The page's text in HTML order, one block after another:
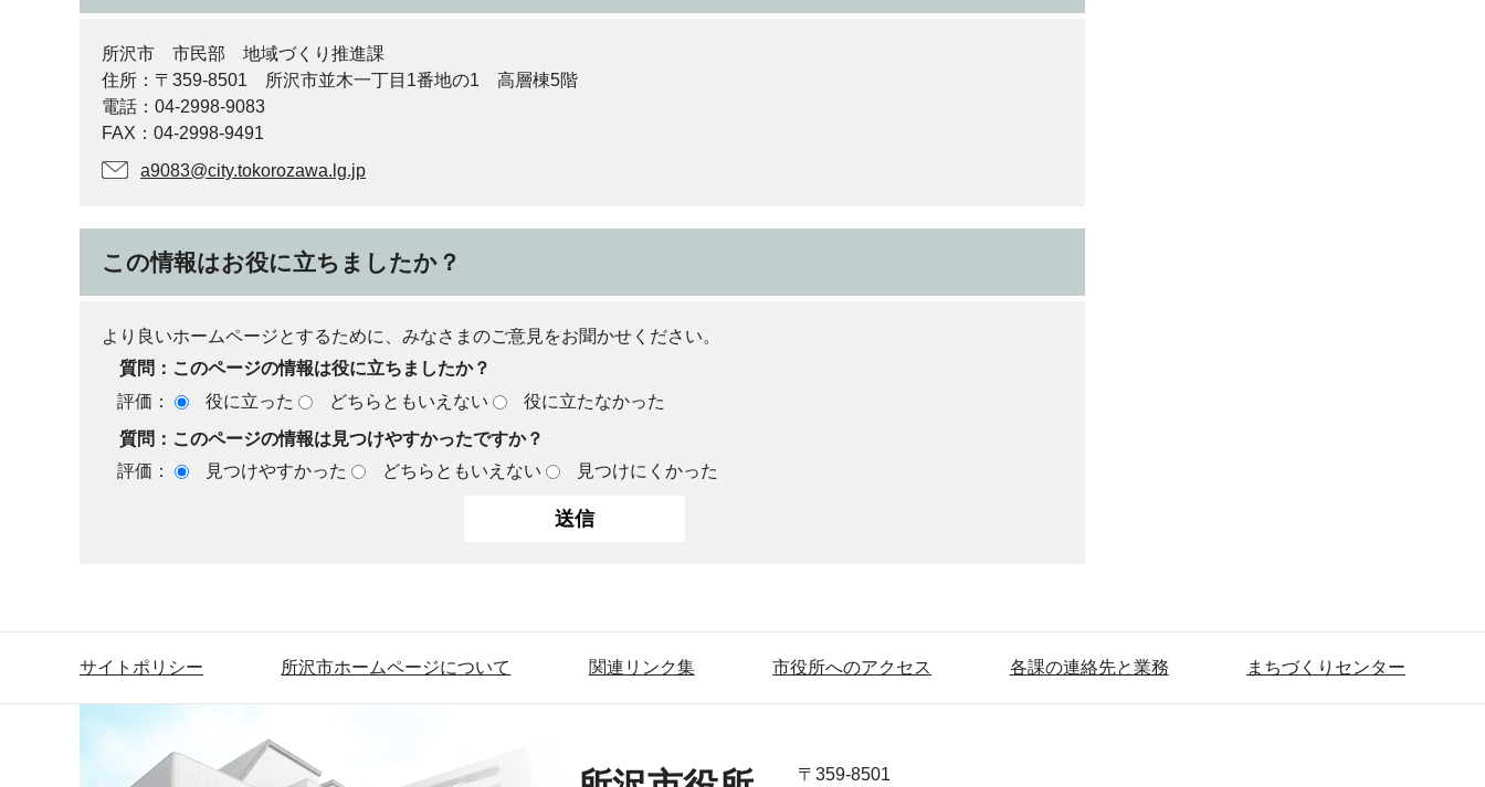
所沢市 市民部 地域づくり推進課
住所：〒359-8501 所沢市並木一丁目1番地の1 高層棟5階
電話：04-2998-9083
FAX：04-2998-9491
a9083@city.tokorozawa.lg.jp
この情報はお役に立ちましたか？
より良いホームページとするために、みなさまのご意見をお聞かせください。
質問：このページの情報は役に立ちましたか？
評価：
役に立った どちらともいえない
役に立たなかった
質問：このページの情報は見つけやすかったですか？
評価：
見つけやすかった どちらともいえない 見つけにくかった
サイトポリシー 所沢市ホームページについて 関連リンク集 市役所へのアクセス 各課の連絡先と業務 まちづくりセンター
〒359-8501